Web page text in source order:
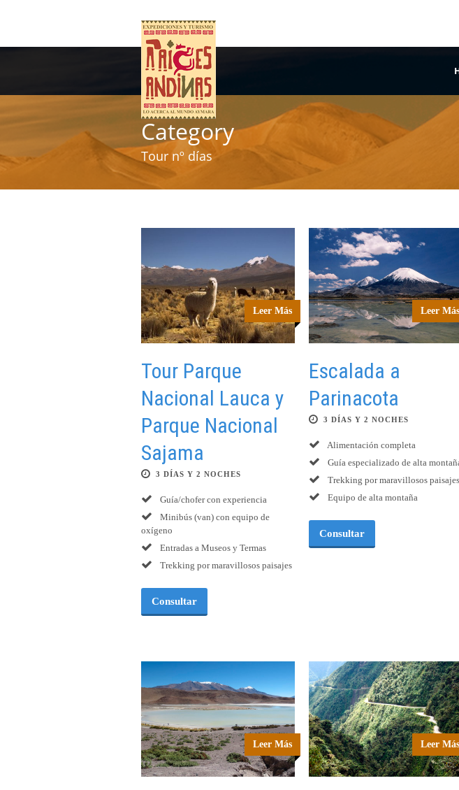
Category
Tour nº días
Leer Más
Tour Parque
Nacional Lauca y
Parque Nacional
Sajama
3 DÍAS Y 2 NOCHES
Guía/chofer con experiencia
Minibús (van) con equipo de
oxígeno
Entradas a Museos y Termas
Trekking por maravillosos paisajes
Consultar
Leer Más
Escalada a
Parinacota
3 DÍAS Y 2 NOCHES
Alimentación completa
Guía especializado de alta
Trekking por maravillosos paisajes
Equipo de alta montaña
Consultar
Leer Más Leer Más